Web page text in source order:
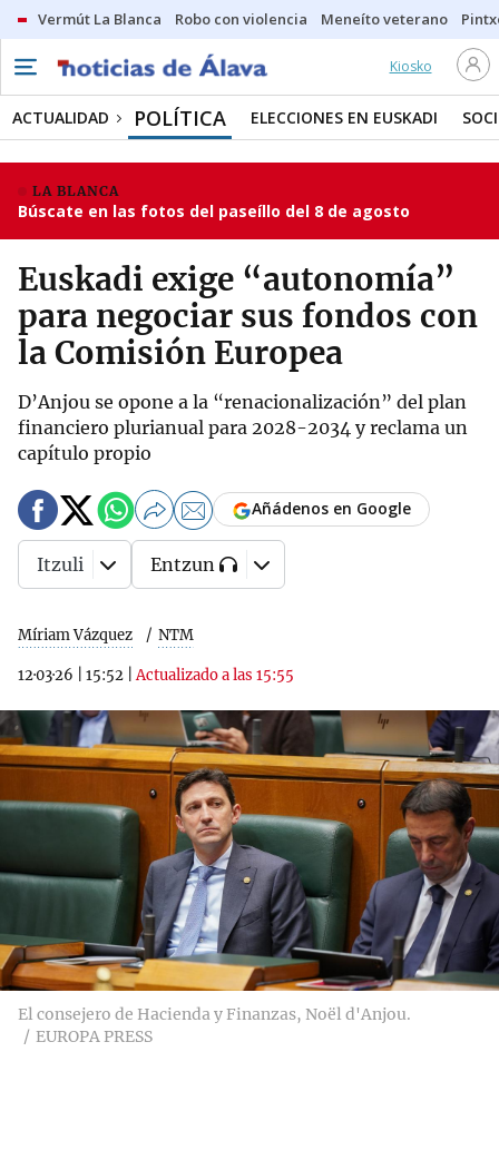
Vermút La Blanca Robo con violencia Meneíto veterano
Kiosko
ACTUALIDAD POLÍTICA ELECCIONES EN EUSKADI
LA BLANCA
Búscate en las fotos del paseíllo del 8 de agosto
Euskadi exige “autonomía”
para negociar sus fondos con
la Comisión Europea
D’Anjou se opone a la “renacionalización” del plan
financiero plurianual para 2028-2034 y reclama un
capítulo propio
Míriam Vázquez NTM
12·03·26 15:52 |Actualizado a las 15:55
Añádenos en Google
Itzuli Entzun
El consejero de Hacienda y Finanzas, Noël d'Anjou.
EUROPA PRESS